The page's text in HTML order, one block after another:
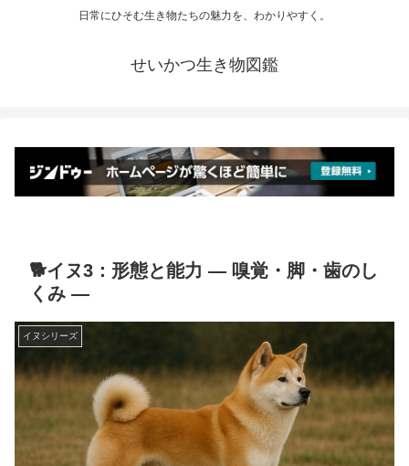
日常にひそむ生き物たちの魅力を、わかりやすく。
せいかつ生き物図鑑
🐕イヌ3：形態と能力 ― 嗅覚・脚・歯のし
くみ ―
イヌシリーズ